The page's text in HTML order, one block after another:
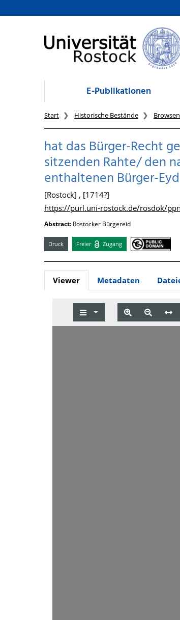
zum Inhalt
E-Publikationen
Start Historische Bestände
hat das Bürger-Recht
sitzenden Rahte/ den
enthaltenen Bürger-
[Rostock] , [1714?]
https://purl.uni-rostock.de/rosdok/
Abstract: Rostocker Bürgereid
Druck Freier Zugang
Viewer Metadaten